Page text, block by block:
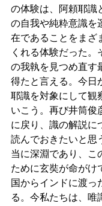
の体験は、阿頼耶識
の自我や純粋意識を
在であることをまざ
くれる体験だった。
の我執を見つめ直す
得たと言える。今日
耶識を対象にして観
いこう。再び井筒俊
に戻り、識の解説に
読んでおきたいと思
当に深淵であり、こ
ために玄奘が命がけ
国からインドに渡っ
る。今私たちは、唯